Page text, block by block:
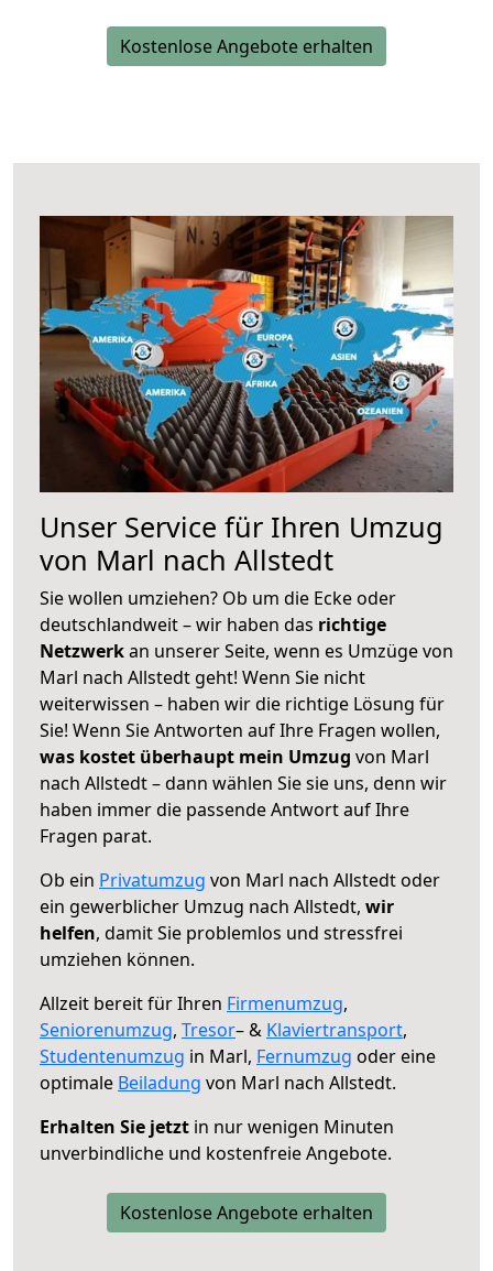
Kostenlose Angebote erhalten
Unser Service für Ihren Umzug
von Marl nach Allstedt
Sie wollen umziehen? Ob um die Ecke oder
deutschlandweit – wir haben das richtige
Netzwerkan unserer Seite, wenn es Umzüge von
Marl nach Allstedt geht! Wenn Sie nicht
weiterwissen – haben wir die richtige Lösung für
Sie! Wenn Sie Antworten auf Ihre Fragen wollen,
was kostet überhaupt mein Umzug von Marl
nach Allstedt – dann wählen Sie sie uns, denn wir
haben immer die passende Antwort auf Ihre
Fragen parat.
Ob ein Privatumzug von Marl nach Allstedt oder
ein gewerblicher Umzug nach Allstedt, wir
helfen, damit Sie problemlos und stressfrei
umziehen können.
Allzeit bereit für Ihren Firmenumzug,
Seniorenumzug, Tresor– & Klaviertransport,
Studentenumzug in Marl, Fernumzug oder eine
optimale Beiladung von Marl nach Allstedt.
Erhalten Sie jetzt in nur wenigen Minuten
unverbindliche und kostenfreie Angebote.
Kostenlose Angebote erhalten